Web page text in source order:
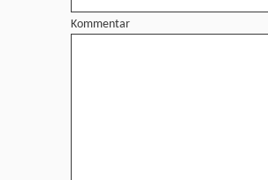
Kommentar